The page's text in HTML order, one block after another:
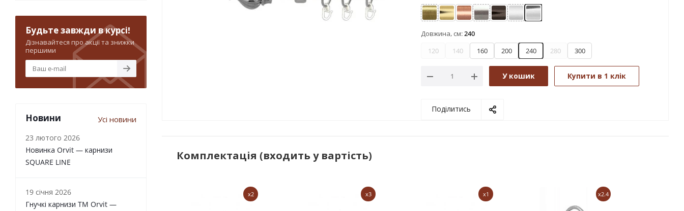
АнтикЗолотоМідьНержавіюча сталь
ОніксСатинХром
Довжина, см:240
120
140 160 200 240 280 300
У кошик Купити в 1 клік
Поділитись
Комплектація (входить у вартість)
x2 x3 x1 x2.4
Будьте завжди в курсі!
Дізнавайтеся про акції та знижки
першими
Новини Усі новини
23 лютого 2026
Новинка Orvit — карнизи
SQUARE LINE
19 січня 2026
Гнучкі карнизи TM Orvit —